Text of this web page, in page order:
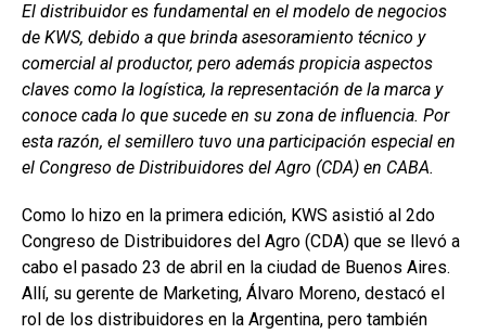
ce
b
o
o
k
at
s
A
p
p
ke
dI
n
m
p
ar
tir
El distribuidor es fundamental en el modelo de negocios
de KWS, debido a que brinda asesoramiento técnico y
comercial al productor, pero además propicia aspectos
claves como la logística, la representación de la marca y
conoce cada lo que sucede en su zona de influencia. Por
esta razón, el semillero tuvo una participación especial en
el Congreso de Distribuidores del Agro (CDA) en CABA.
Como lo hizo en la primera edición, KWS asistió al 2do
Congreso de Distribuidores del Agro (CDA) que se llevó a
cabo el pasado 23 de abril en la ciudad de Buenos Aires.
Allí, su gerente de Marketing, Álvaro Moreno, destacó el
rol de los distribuidores en la Argentina, pero también